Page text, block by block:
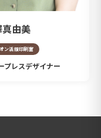
由美
ン活版印刷室
プレスデザイナー